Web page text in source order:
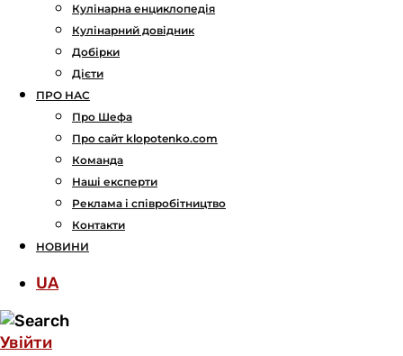
Кулінарна енциклопедія
Кулінарний довідник
Добірки
Дієти
ПРО НАС
Про Шефа
Про сайт klopotenko.com
Команда
Наші експерти
Реклама і співробітництво
Контакти
НОВИНИ
UA
Увійти